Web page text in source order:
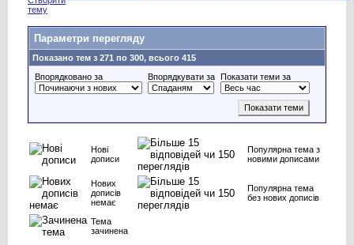
Параметри перегляду
Показано тем з 271 по 300, всього 415
Впорядковано за
Впорядкувати за Показати теми за
Нові
дописи
Популярна тема з
новими дописами
Нових
дописів
немає
Популярна тема
без нових дописів
Тема
зачинена